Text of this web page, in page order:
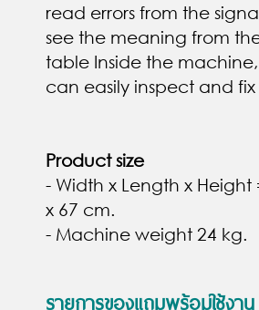
read errors from the
see the meaning from
table Inside the
can easily inspect and fix
Product size
- Width x Length x Height
x 67 cm.
- Machine weight 24 kg.
รายการของแถมพร้อมใช้งาน